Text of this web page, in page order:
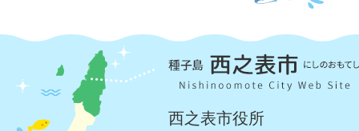
西之表市役所